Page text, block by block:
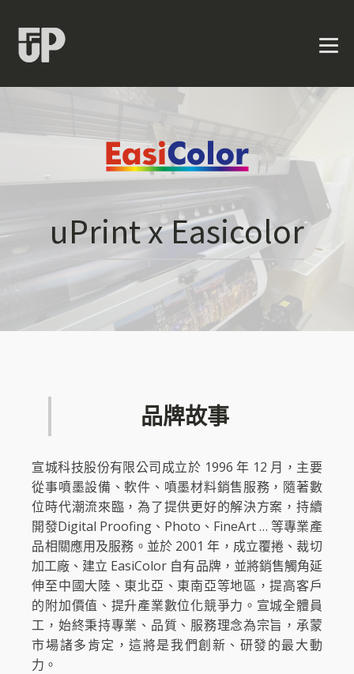
uPrint x Easicolor
品牌故事
宣城科技股份有限公司成立於 1996 年 12 月，主要
從事噴墨設備、軟件、噴墨材料銷售服務，隨著數
位時代潮流來臨，為了提供更好的解決方案，持續
開發Digital Proofing、Photo、FineArt … 等專業產
品相關應用及服務。並於 2001 年，成立覆捲、裁切
加工廠、建立 EasiColor 自有品牌，並將銷售觸角延
伸至中國大陸、東北亞、東南亞等地區，提高客戶
的附加價值、提升產業數位化競爭力。宣城全體員
工，始終秉持專業、品質、服務理念為宗旨，承蒙
市場諸多肯定，這將是我們創新、研發的最大動
力。